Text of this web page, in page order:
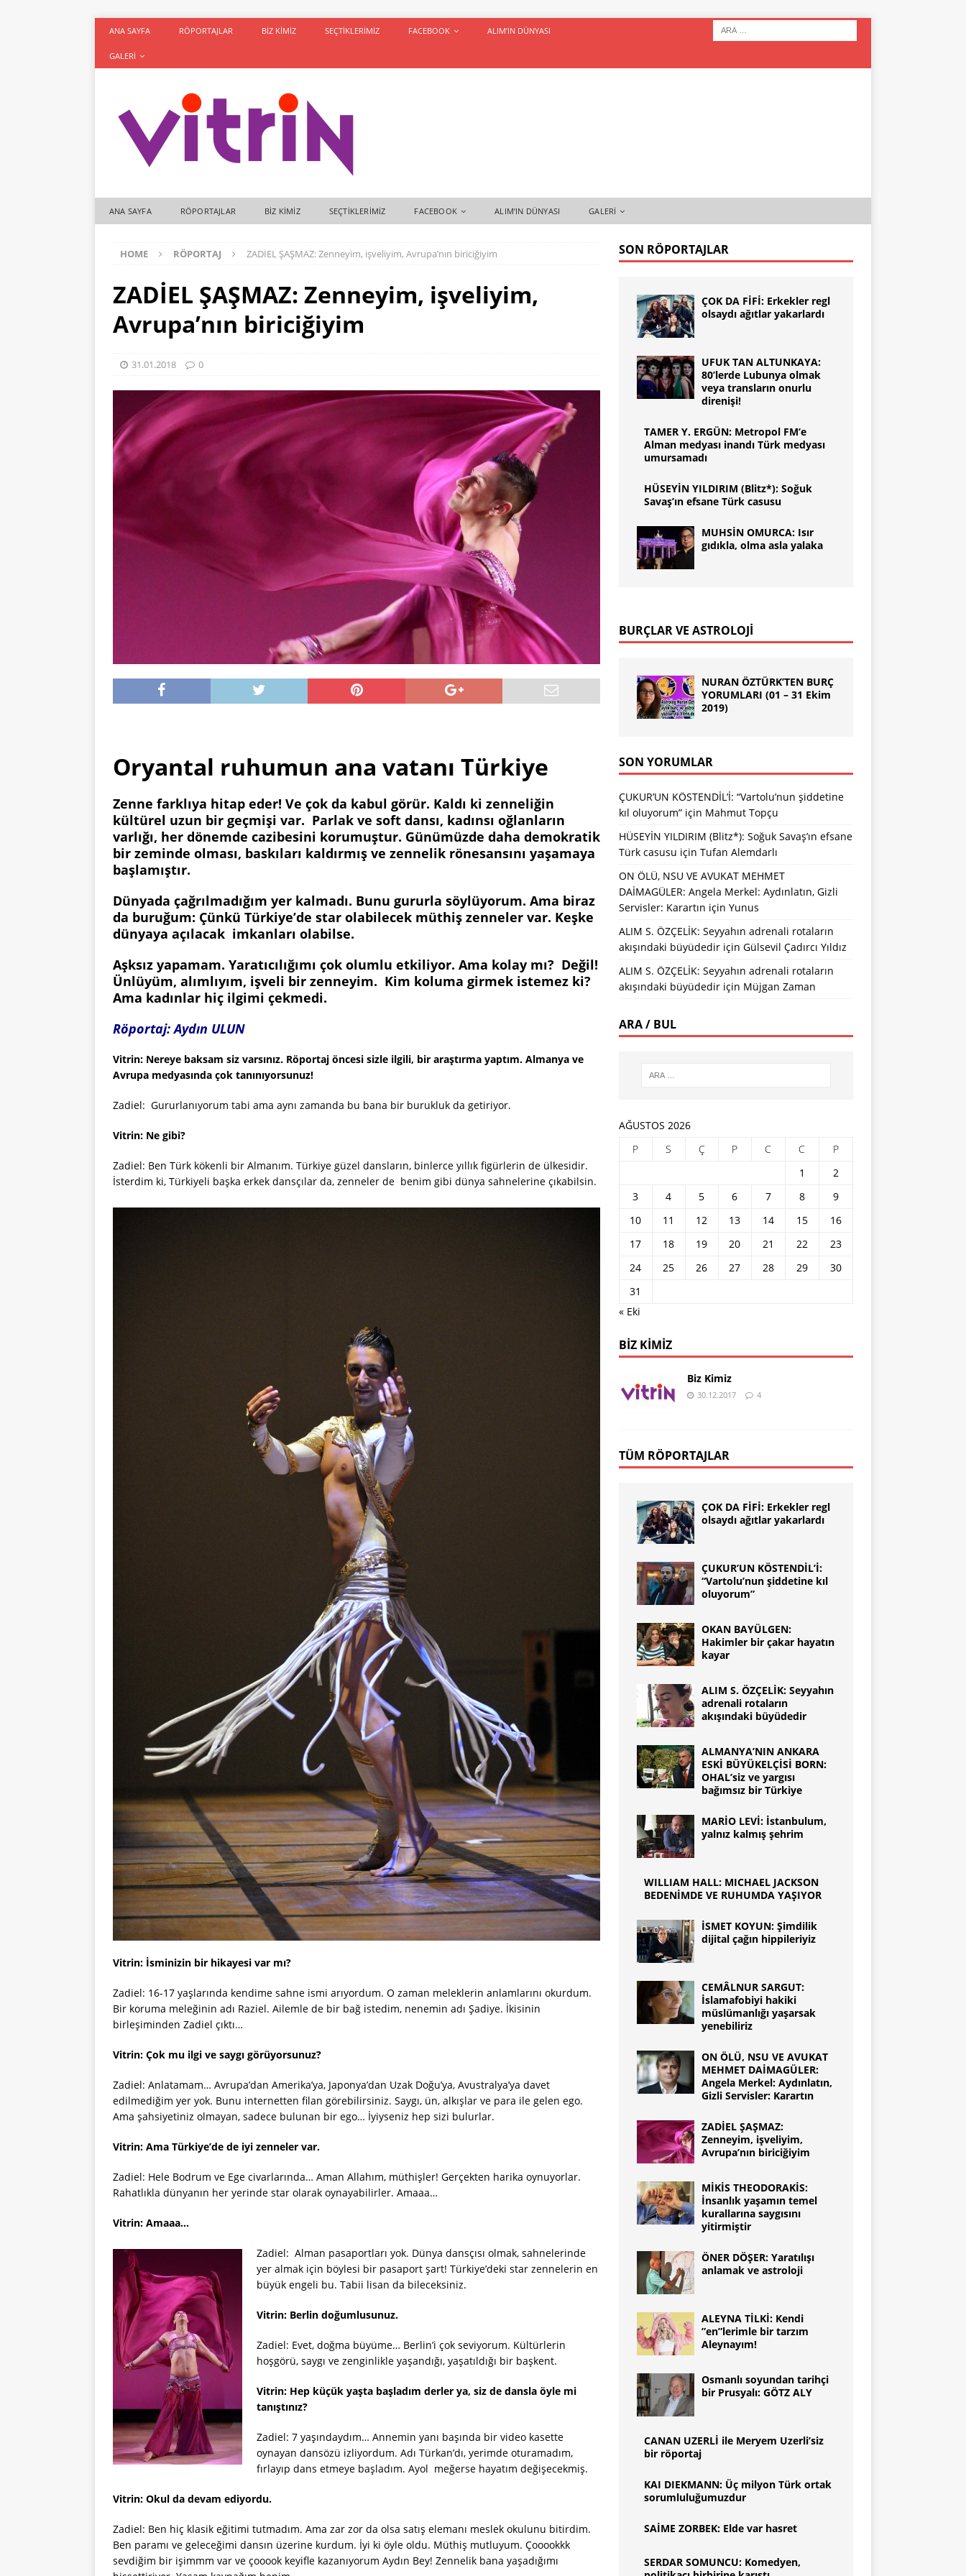
ANA SAYFA RÖPORTAJLAR BIZ KIMIZ SEÇTIKLERIMIZ FACEBOOK ALIM’IN DÜNYASI
GALERI
ANA SAYFA RÖPORTAJLAR BIZ KIMIZ SEÇTIKLERIMIZ FACEBOOK ALIM’IN DÜNYASI GALERI
HOME RÖPORTAJ ZADİEL ŞAŞMAZ: Zenneyim, işveliyim, Avrupa’nın biriciğiyim
ZADİEL ŞAŞMAZ: Zenneyim, işveliyim,
Avrupa’nın biriciğiyim
31.01.2018 0
Oryantal ruhumun ana vatanı Türkiye
Zenne farklıya hitap eder! Ve çok da kabul görür. Kaldı ki zenneliğin
kültürel uzun bir geçmişi var. Parlak ve soft dansı, kadınsı oğlanların
varlığı, her dönemde cazibesini korumuştur. Günümüzde daha demokratik
bir zeminde olması, baskıları kaldırmış ve zennelik rönesansını yaşamaya
başlamıştır.
Dünyada çağrılmadığım yer kalmadı. Bunu gururla söylüyorum. Ama biraz
da buruğum: Çünkü Türkiye’de star olabilecek müthiş zenneler var. Keşke
dünyaya açılacak imkanları olabilse.
Aşksız yapamam. Yaratıcılığımı çok olumlu etkiliyor. Ama kolay mı? Değil!
Ünlüyüm, alımlıyım, işveli bir zenneyim. Kim koluma girmek istemez ki?
Ama kadınlar hiç ilgimi çekmedi.
Röportaj: Aydın ULUN
Vitrin: Nereye baksam siz varsınız. Röportaj öncesi sizle ilgili, bir araştırma yaptım. Almanya ve
Avrupa medyasında çok tanınıyorsunuz!
Zadiel: Gururlanıyorum tabi ama aynı zamanda bu bana bir burukluk da getiriyor.
Vitrin: Ne gibi?
Zadiel: Ben Türk kökenli bir Almanım. Türkiye güzel dansların, binlerce yıllık figürlerin de ülkesidir.
İsterdim ki, Türkiyeli başka erkek dansçılar da, zenneler de benim gibi dünya sahnelerine çıkabilsin.
Vitrin: İsminizin bir hikayesi var mı?
Zadiel: 16-17 yaşlarında kendime sahne ismi arıyordum. O zaman meleklerin anlamlarını okurdum.
Bir koruma meleğinin adı Raziel. Ailemle de bir bağ istedim, nenemin adı Şadiye. İkisinin
birleşiminden Zadiel çıktı…
Vitrin: Çok mu ilgi ve saygı görüyorsunuz?
Zadiel: Anlatamam… Avrupa’dan Amerika’ya, Japonya’dan Uzak Doğu’ya, Avustralya’ya davet
edilmediğim yer yok. Bunu internetten filan görebilirsiniz. Saygı, ün, alkışlar ve para ile gelen ego.
Ama şahsiyetiniz olmayan, sadece bulunan bir ego… İyiyseniz hep sizi bulurlar.
Vitrin: Ama Türkiye’de de iyi zenneler var.
Zadiel: Hele Bodrum ve Ege civarlarında… Aman Allahım, müthişler! Gerçekten harika oynuyorlar.
Rahatlıkla dünyanın her yerinde star olarak oynayabilirler. Amaaa…
Vitrin: Amaaa…
Zadiel: Alman pasaportları yok. Dünya dansçısı olmak, sahnelerinde
yer almak için böylesi bir pasaport şart! Türkiye’deki star zennelerin en
büyük engeli bu. Tabii lisan da bileceksiniz.
Vitrin: Berlin doğumlusunuz.
Zadiel: Evet, doğma büyüme… Berlin’i çok seviyorum. Kültürlerin
hoşgörü, saygı ve zenginlikle yaşandığı, yaşatıldığı bir başkent.
Vitrin: Hep küçük yaşta başladım derler ya, siz de dansla öyle mi
tanıştınız?
Zadiel: 7 yaşındaydım… Annemin yanı başında bir video kasette
oynayan dansözü izliyordum. Adı Türkan’dı, yerimde oturamadım,
fırlayıp dans etmeye başladım. Ayol meğerse hayatım değişecekmiş.
Vitrin: Okul da devam ediyordu.
Zadiel: Ben hiç klasik eğitimi tutmadım. Ama zar zor da olsa satış elemanı meslek okulunu bitirdim.
Ben paramı ve geleceğimi dansın üzerine kurdum. İyi ki öyle oldu. Müthiş mutluyum. Çooookkk
sevdiğim bir işimmm var ve çooook keyifle kazanıyorum Aydın Bey! Zennelik bana yaşadığımı
SON RÖPORTAJLAR
ÇOK DA FİFİ: Erkekler regl
olsaydı ağıtlar yakarlardı
UFUK TAN ALTUNKAYA:
80’lerde Lubunya olmak
veya transların onurlu
direnişi!
TAMER Y. ERGÜN: Metropol FM’e
Alman medyası inandı Türk medyası
umursamadı
HÜSEYİN YILDIRIM (Blitz*): Soğuk
Savaş’ın efsane Türk casusu
MUHSİN OMURCA: Isır
gıdıkla, olma asla yalaka
BURÇLAR VE ASTROLOJİ
NURAN ÖZTÜRK’TEN BURÇ
YORUMLARI (01 – 31 Ekim
2019)
SON YORUMLAR
ÇUKUR’UN KÖSTENDİL’İ: “Vartolu’nun şiddetine
kıl oluyorum”için Mahmut Topçu
HÜSEYİN YILDIRIM (Blitz*): Soğuk Savaş’ın efsane
Türk casusu için Tufan Alemdarlı
ON ÖLÜ, NSU VE AVUKAT MEHMET
DAİMAGÜLER: Angela Merkel: Aydınlatın, Gizli
Servisler: Karartın için Yunus
ALIM S. ÖZÇELİK: Seyyahın adrenali rotaların
akışındaki büyüdediriçin Gülsevil Çadırcı Yıldız
ALIM S. ÖZÇELİK: Seyyahın adrenali rotaların
akışındaki büyüdediriçin Müjgan Zaman
ARA / BUL
AĞUSTOS 2026
P
S Ç P C C
P
1
2
3
4 5 6 7 8
9
10
11 12 13 14 15
16
17
18 19 20 21 22
23
24
25 26 27 28 29
30
31
« Eki
BIZ KIMIZ
Biz Kimiz
30.12.2017 4
TÜM RÖPORTAJLAR
ÇOK DA FİFİ: Erkekler regl
olsaydı ağıtlar yakarlardı
ÇUKUR’UN KÖSTENDİL’İ:
“Vartolu’nun şiddetine kıl
oluyorum”
OKAN BAYÜLGEN:
Hakimler bir çakar hayatın
kayar
ALIM S. ÖZÇELİK: Seyyahın
adrenali rotaların
akışındaki büyüdedir
ALMANYA’NIN ANKARA
ESKİ BÜYÜKELÇİSİ BORN:
OHAL’siz ve yargısı
bağımsız bir Türkiye
MARİO LEVİ: İstanbulum,
yalnız kalmış şehrim
WILLIAM HALL: MICHAEL JACKSON
BEDENİMDE VE RUHUMDA YAŞIYOR
İSMET KOYUN: Şimdilik
dijital çağın hippileriyiz
CEMÂLNUR SARGUT:
İslamafobiyi hakiki
müslümanlığı yaşarsak
yenebiliriz
ON ÖLÜ, NSU VE AVUKAT
MEHMET DAİMAGÜLER:
Angela Merkel: Aydınlatın,
Gizli Servisler: Karartın
ZADİEL ŞAŞMAZ:
Zenneyim, işveliyim,
Avrupa’nın biriciğiyim
MİKİS THEODORAKİS:
İnsanlık yaşamın temel
kurallarına saygısını
yitirmiştir
ÖNER DÖŞER: Yaratılışı
anlamak ve astroloji
ALEYNA TİLKİ: Kendi
”en”lerimle bir tarzım
Aleynayım!
Osmanlı soyundan tarihçi
bir Prusyalı: GÖTZ ALY
CANAN UZERLİ ile Meryem Uzerli’siz
bir röportaj
KAI DIEKMANN: Üç milyon Türk ortak
sorumluluğumuzdur
SAİME ZORBEK: Elde var hasret
SERDAR SOMUNCU: Komedyen,